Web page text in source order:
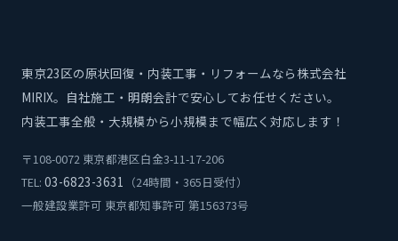
東京23区の原状回復・内装工事・リフォームなら株式会社
MIRIX。自社施工・明朗会計で安心してお任せください。
内装工事全般・大規模から小規模まで幅広く対応します！
〒108-0072 東京都港区白金3-11-17-206
TEL: 03-6823-3631
（24時間・365日受付）
一般建設業許可 東京都知事許可 第156373号